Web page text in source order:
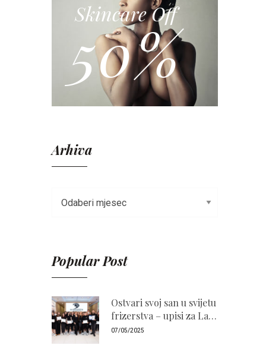
Skincare Off
50%
Arhiva
Popular Post
Ostvari svoj san u svijetu
frizerstva – upisi za La
Bellezza Akademiju
07/05/2025